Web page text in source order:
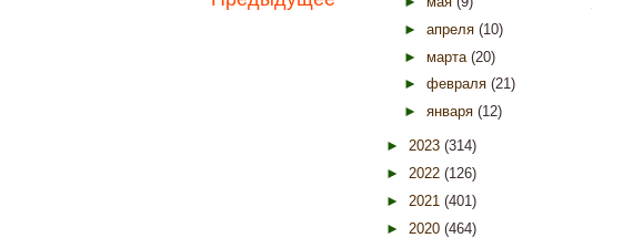
► апреля (10)
► марта (20)
► февраля (21)
► января (12)
► 2023 (314)
► 2022 (126)
► 2021 (401)
► 2020 (464)